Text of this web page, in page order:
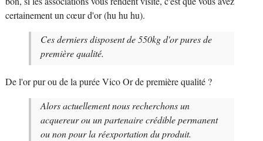
certainement un cœur d'or (hu hu hu).
Ces derniers disposent de 550kg d'or pures de
première qualité.
De l'or pur ou de la purée Vico Or de première qualité ?
Alors actuellement nous recherchons un
acquereur ou un partenaire crédible permanent
ou non pour la réexportation du produit.